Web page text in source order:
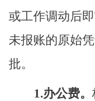
或工作调动后
未报账的原始
批。
1.办公费。